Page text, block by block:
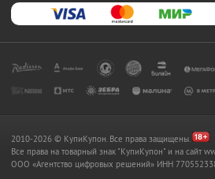
2010-2026 © КупиКупон. Все права защищены.
Все права на товарный знак "КупиКупон" и на сайт
OOO «Агентство цифровых решений» ИНН